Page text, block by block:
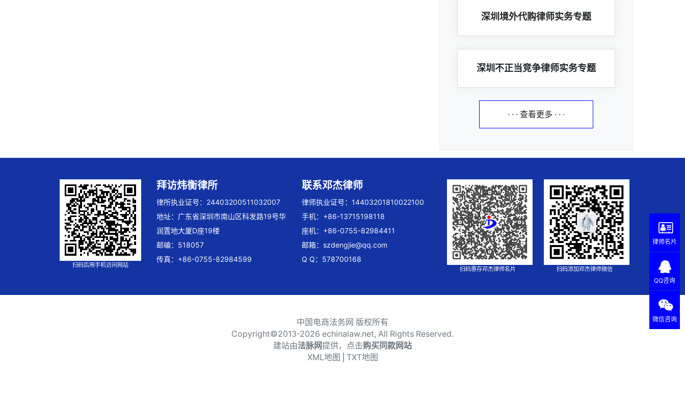
深圳境外代购律师实务专题
深圳不正当竞争律师实务专题
· · · 查看更多 · · ·
扫码后用手机访问网站
拜访炜衡律所
律所执业证号：24403200511032007
地址：广东省深圳市南山区科发路19号华
润置地大厦D座19楼
邮编：518057
传真：+86-0755-82984599
联系邓杰律师
律师执业证号：14403201810022100
手机：+86-13715198118
座机：+86-0755-82984411
邮箱： szdengjie@qq.com
Q Q：578700168
扫码惠存邓杰律师名片 扫码添加邓杰律师微信
中国电商法务网 版权所有
Copyright©2013-2026 echinalaw.net, All Rights Reserved.
建站由法脉网提供，点击购买同款网站
XML地图 TXT地图
律师名片
QQ咨询
微信咨询